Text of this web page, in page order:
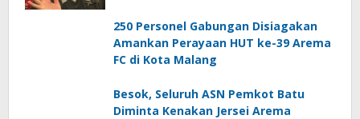
250 Personel Gabungan Disiagakan
Amankan Perayaan HUT ke-39 Arema
FC di Kota Malang
Besok, Seluruh ASN Pemkot Batu
Diminta Kenakan Jersei Arema